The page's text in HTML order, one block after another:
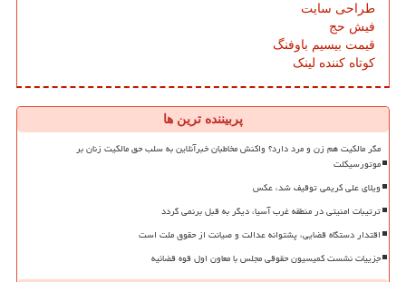
طراحی سایت
فیش حج
قیمت بیسیم باوفنگ
کوتاه کننده لینک
پربیننده ترین ها
مگر مالکیت هم زن و مرد دارد؟ واکنش مخاطبان خبرآنلاین به سلب حق مالکیت زنان بر
موتورسیکلت
ویلای علی کریمی توقیف شد، عکس
ترتیبات امنیتی در منطقه غرب آسیا، دیگر به قبل برنمی گردد
اقتدار دستگاه قضایی، پشتوانه عدالت و صیانت از حقوق ملت است
جزییات نشست کمیسیون حقوقی مجلس با معاون اول قوه قضائیه